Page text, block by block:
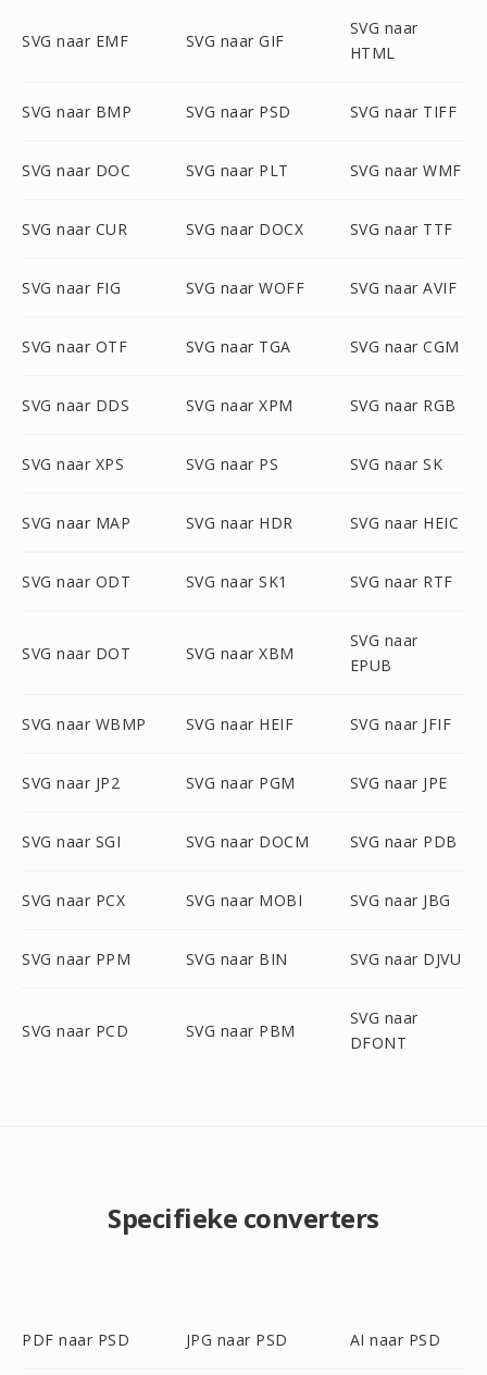
SVG naar EMF SVG naar GIF
SVG naar
HTML
SVG naar BMP SVG naar PSD SVG naar TIFF
SVG naar DOC SVG naar PLT SVG naar WMF
SVG naar CUR SVG naar DOCX SVG naar TTF
SVG naar FIG SVG naar WOFF SVG naar AVIF
SVG naar OTF SVG naar TGA SVG naar CGM
SVG naar DDS SVG naar XPM SVG naar RGB
SVG naar XPS SVG naar PS SVG naar SK
SVG naar MAP SVG naar HDR SVG naar HEIC
SVG naar ODT SVG naar SK1 SVG naar RTF
SVG naar DOT SVG naar XBM
SVG naar
EPUB
SVG naar WBMP SVG naar HEIF SVG naar JFIF
SVG naar JP2 SVG naar PGM SVG naar JPE
SVG naar SGI SVG naar DOCM SVG naar PDB
SVG naar PCX SVG naar MOBI SVG naar JBG
SVG naar PPM SVG naar BIN SVG naar DJVU
SVG naar PCD SVG naar PBM
SVG naar
DFONT
Specifieke converters
PDF naar PSD JPG naar PSD AI naar PSD